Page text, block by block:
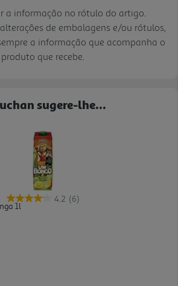
a informação no rótulo do artigo.
de embalagens e/ou rótulos,
a informação que acompanha o
produto que recebe.
sugere-lhe...
4.2 (6)
1l